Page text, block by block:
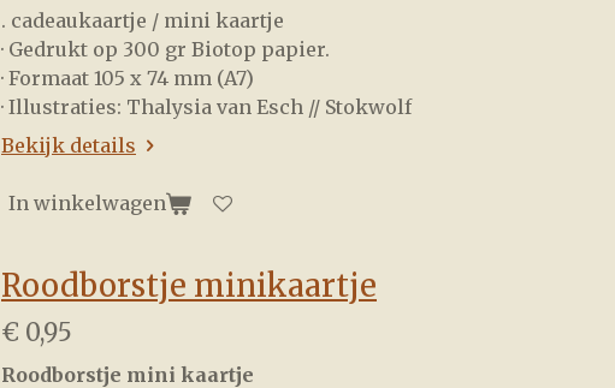
. cadeaukaartje / mini kaartje
· Gedrukt op 300 gr Biotop papier.
· Formaat 105 x 74 mm (A7)
· Illustraties: Thalysia van Esch // Stokwolf
Bekijk details
In winkelwagen
Roodborstje minikaartje
€ 0,95
Roodborstje mini kaartje